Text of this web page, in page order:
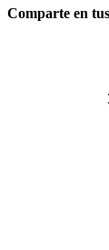
Comparte en